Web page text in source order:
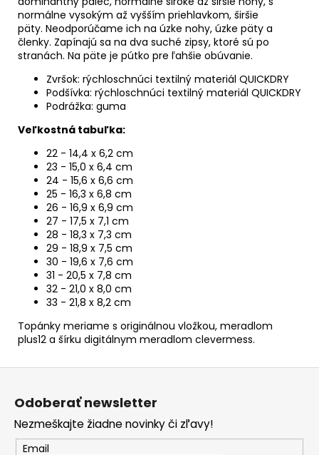
normálne vysokým až vyšším priehlavkom, širšie
päty. Neodporúčame ich na úzke nohy, úzke päty a
členky. Zapínajú sa na dva suché zipsy, ktoré sú po
stranách. Na päte je pútko pre ľahšie obúvanie.
Zvršok: rýchloschnúci textilný materiál QUICKDRY
Podšívka: rýchloschnúci textilný materiál QUICKDRY
Podrážka: guma
Veľkostná tabuľka:
22 - 14,4 x 6,2 cm
23 - 15,0 x 6,4 cm
24 - 15,6 x 6,6 cm
25 - 16,3 x 6,8 cm
26 - 16,9 x 6,9 cm
27 - 17,5 x 7,1 cm
28 - 18,3 x 7,3 cm
29 - 18,9 x 7,5 cm
30 - 19,6 x 7,6 cm
31 - 20,5 x 7,8 cm
32 - 21,0 x 8,0 cm
33 - 21,8 x 8,2 cm
Topánky meriame s originálnou vložkou, meradlom
plus12 a šírku digitálnym meradlom clevermess.
Z
Odoberať newsletter
Nezmeškajte žiadne novinky či zľavy!
Email